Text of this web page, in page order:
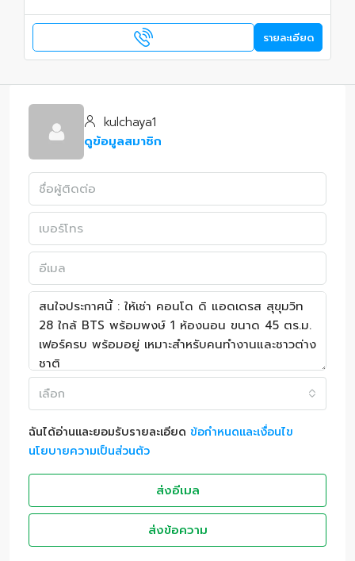
รายละเอียด
kulchaya1
ดูข้อมูลสมาชิก
เลือก
ฉันได้อ่านและยอมรับรายละเอียด ข้อกำหนดและเงื่อนไข
นโยบายความเป็นส่วนตัว
ส่งอีเมล
ส่งข้อความ